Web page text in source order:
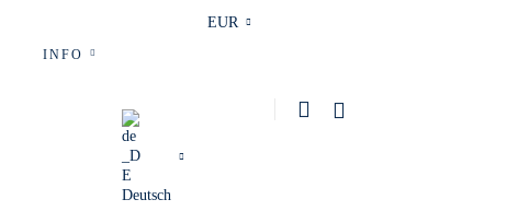
INFO
Deutsch
EUR